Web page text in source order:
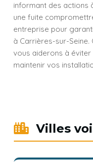
informant des actions
une fuite
entreprise pour
à Carrières-sur-
vous aiderons à
maintenir vos
Villes